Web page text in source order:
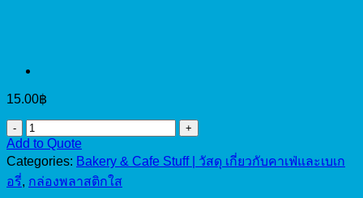
15.00฿
กล่อง
พลาสติก
แบบ
แข็ง
Add to Quote
Categories: Bakery & Cafe Stuff | วัสดุ เกี่ยวกับคาเฟ่และเบเก
อรี่, กล่องพลาสติกใส